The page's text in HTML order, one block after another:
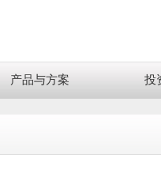
产品与方案 投